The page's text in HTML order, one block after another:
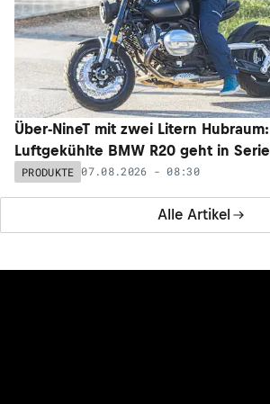
Alle Artikel
Über-NineT mit zwei Litern Hubraum:
Luftgekühlte BMW R20 geht in Serie
PRODUKTE 07.08.2026 - 08:30